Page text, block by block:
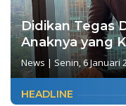
Didikan Tegas
Anaknya yang
News | Senin, 6 Januari
HEADLINE